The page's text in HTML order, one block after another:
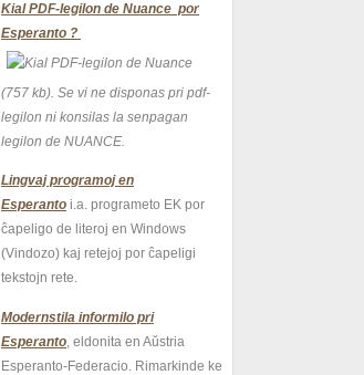
Kial PDF-legilon de Nuance por
Esperanto ?
(757 kb). Se vi ne disponas pri pdf-
legilon ni konsilas la senpagan
legilon de NUANCE.
Lingvaj programoj en
Esperanto i.a. programeto EK por
ĉapeligo de literoj en Windows
(Vindozo) kaj retejoj por ĉapeligi
tekstojn rete.
Modernstila informilo pri
Esperanto , eldonita en Aŭstria
Esperanto-Federacio. Rimarkinde ke